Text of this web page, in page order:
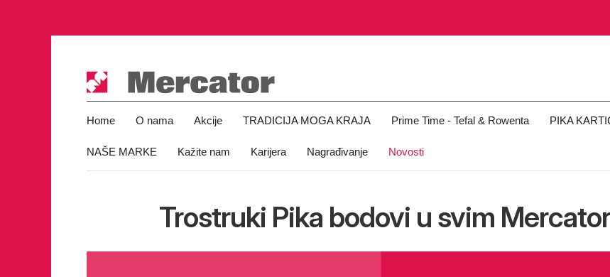
Home O nama Akcije TRADICIJA MOGA KRAJA Prime Time - Tefal & Rowenta PIKA
NAŠE MARKE Kažite nam Karijera Nagrađivanje Novosti
Trostruki Pika bodovi u svim